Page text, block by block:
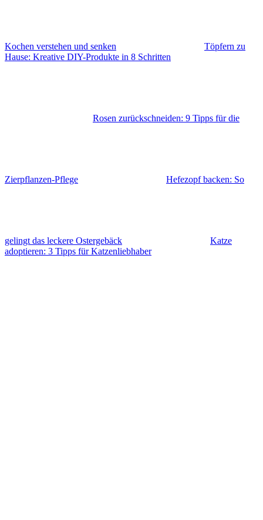
Kochen verstehen und senken
Töpfern zu
Hause: Kreative DIY-Produkte in 8 Schritten
Rosen zurückschneiden: 9 Tipps für die
Zierpflanzen-Pflege Hefezopf backen: So
gelingt das leckere Ostergebäck
Katze
adoptieren: 3 Tipps für Katzenliebhaber